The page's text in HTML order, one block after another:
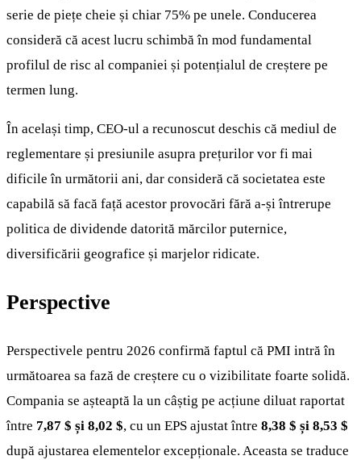
serie de piețe cheie și chiar 75% pe unele. Conducerea
consideră că acest lucru schimbă în mod fundamental
profilul de risc al companiei și potențialul de creștere pe
termen lung.
În același timp, CEO-ul a recunoscut deschis că mediul de
reglementare și presiunile asupra prețurilor vor fi mai
dificile în următorii ani, dar consideră că societatea este
capabilă să facă față acestor provocări fără a-și întrerupe
politica de dividende datorită mărcilor puternice,
diversificării geografice și marjelor ridicate.
Perspective
Perspectivele pentru 2026 confirmă faptul că PMI intră în
următoarea sa fază de creștere cu o vizibilitate foarte solidă.
Compania se așteaptă la un câștig pe acțiune diluat raportat
între 7,87 $ și 8,02 $, cu un EPS ajustat între 8,38 $ și 8,53 $
după ajustarea elementelor excepționale. Aceasta se traduce